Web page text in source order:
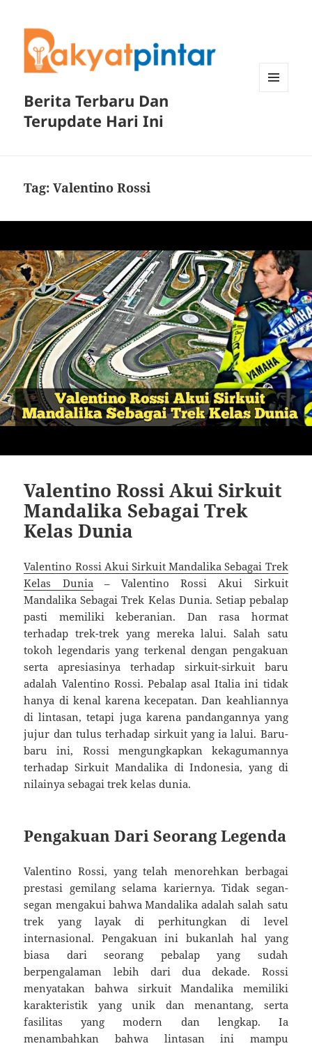
Berita Terbaru Dan
Terupdate Hari Ini
Tag:Valentino Rossi
Valentino Rossi Akui Sirkuit
Mandalika Sebagai Trek
Kelas Dunia
Valentino Rossi Akui Sirkuit Mandalika Sebagai Trek
Kelas Dunia – Valentino Rossi Akui Sirkuit
Mandalika Sebagai Trek Kelas Dunia. Setiap pebalap
pasti memiliki keberanian. Dan rasa hormat
terhadap trek-trek yang mereka lalui. Salah satu
tokoh legendaris yang terkenal dengan pengakuan
serta apresiasinya terhadap sirkuit-sirkuit baru
adalah Valentino Rossi. Pebalap asal Italia ini tidak
hanya di kenal karena kecepatan. Dan keahliannya
di lintasan, tetapi juga karena pandangannya yang
jujur dan tulus terhadap sirkuit yang ia lalui. Baru-
baru ini, Rossi mengungkapkan kekagumannya
terhadap Sirkuit Mandalika di Indonesia, yang di
nilainya sebagai trek kelas dunia.
Pengakuan Dari Seorang Legenda
Valentino Rossi, yang telah menorehkan berbagai
prestasi gemilang selama kariernya. Tidak segan-
segan mengakui bahwa Mandalika adalah salah satu
trek yang layak di perhitungkan di level
internasional. Pengakuan ini bukanlah hal yang
biasa dari seorang pebalap yang sudah
berpengalaman lebih dari dua dekade. Rossi
menyatakan bahwa sirkuit Mandalika memiliki
karakteristik yang unik dan menantang, serta
fasilitas yang modern dan lengkap. Ia
menambahkan bahwa lintasan ini mampu